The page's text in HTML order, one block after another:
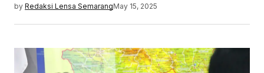
by Redaksi Lensa SemarangMay 15, 2025